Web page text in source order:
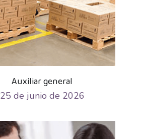
Auxiliar general
25 de junio de 2026